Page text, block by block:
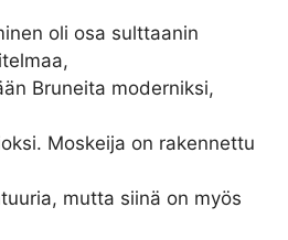
oli osa sulttaanin
Bruneita moderniksi,
Moskeija on rakennettu
mutta siinä on myös